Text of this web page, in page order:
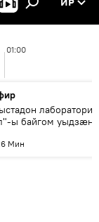
01:00
лаборатори
ы байгом уыдзæн
равдыст
Мин